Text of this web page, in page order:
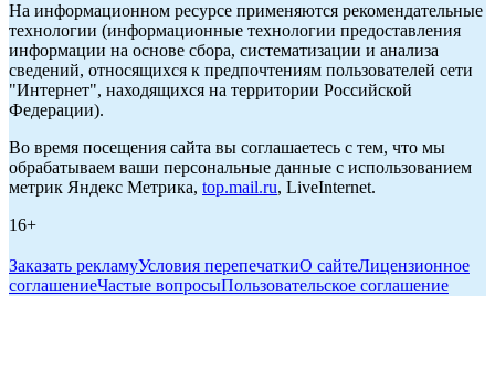
На информационном ресурсе применяются рекомендательные
технологии (информационные технологии предоставления
информации на основе сбора, систематизации и анализа
сведений, относящихся к предпочтениям пользователей сети
"Интернет", находящихся на территории Российской
Федерации).
Во время посещения сайта вы соглашаетесь с тем, что мы
обрабатываем ваши персональные данные с использованием
метрик Яндекс Метрика, top.mail.ru, LiveInternet.
16+
Заказать рекламуУсловия перепечаткиО сайтеЛицензионное
соглашениеЧастые вопросыПользовательское соглашение